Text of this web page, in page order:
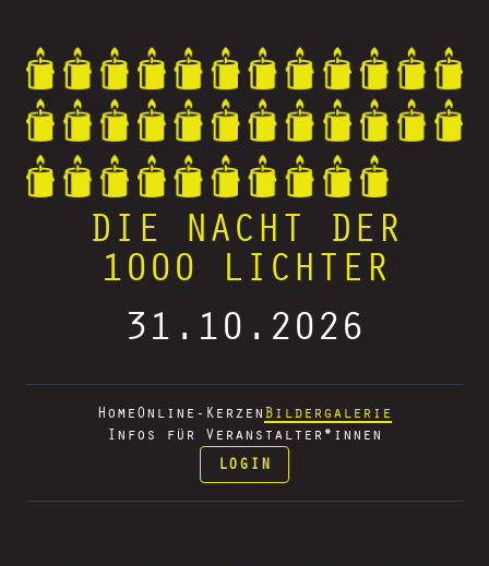
DIE NACHT DER
1000 LICHTER
31.10.2026
Home Online-Kerzen Bildergalerie
Infos für Veranstalter*innen
LOGIN